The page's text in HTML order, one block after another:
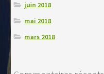
juin 2018
mai 2018
mars 2018